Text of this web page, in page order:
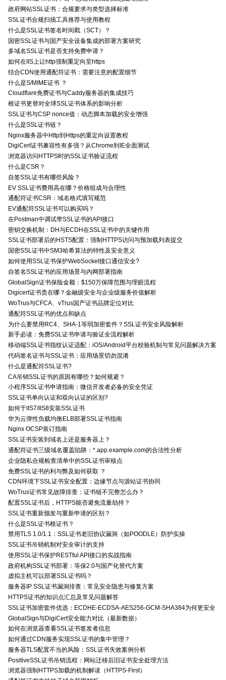
政府网站SSL证书：合规要求与类型选择标准
SSL证书合规扫描工具推荐与使用教程
什么是SSL证书签名时间戳（SCT）？
国密SSL证书与国产安全设备集成的部署方案研究
多域名SSL证书是否支持免费申请？
如何在IIS上让http强制重定向至https
结合CDN使用通配符证书：需要注意的配置细节
什么是S/MIME证书 ？
Cloudflare免费证书与Caddy服务器的集成技巧
根证书更替对全球SSL证书体系的影响分析
SSL证书与CSP nonce值：动态脚本加载的安全增强
什么是SSL证书链？
Nginx服务器中Http到Https的重定向设置教程
DigiCert证书兼容性有多强？从Chrome到IE全面测试
浏览器访问HTTPS时的SSL证书验证流程
什么是CSR？
自签SSL证书有哪些风险？
EV SSL证书费用高在哪？价格组成与合理性
通配符证书CSR：域名格式填写规范
EV通配符SSL证书可以购买吗？
在Postman中调试带SSL证书的API接口
密钥交换机制：DH与ECDH在SSL证书中的关键作用
SSL证书部署后的HSTS配置：强制HTTPS访问与预加载列表提交
国密SSL证书中SM3哈希算法的特性及安全意义
如何使用SSL证书保护WebSocket接口通信安全?
自签名SSL证书的应用场景与内网部署指南
GlobalSign证书保险金额：$150万保障范围与理赔流程
Digicert证书贵在哪？金融级安全与企业级服务价值解析
WoTrus与CFCA、vTrus国产证书品牌定位对比
通配符SSL证书的优点和缺点
为什么要禁用RC4、SHA-1等弱加密套件？SSL证书安全风险解析
新手必读：免费SSL证书申请与验证全流程解析
移动端SSL证书指纹认证适配：iOS/Android平台校验机制与常见问题解决方案
代码签名证书与SSL证书：应用场景切勿混淆
什么是通配符SSL证书?
CA吊销SSL证书的原因有哪些？如何规避？
小程序SSL证书申请指南：微信开发者必备的安全凭证
SSL证书单向认证和双向认证的区别?
如何于IIS7/IIS8安装SSL证书
华为云弹性负载均衡ELB部署SSL证书指南
Nginx OCSP装订指南
SSL证书安装到域名上还是服务器上？
通配符证书三级域名覆盖陷阱：*.app.example.com的合法性分析
企业隐私合规检查清单中的SSL证书审核点
免费SSL证书的利与弊及如何获取 ？
CDN环境下SSL证书安全配置：边缘节点与源站证书协同
WoTrus证书常见故障排查：证书链不完整怎么办？
配置SSL证书后，HTTPS能否避免流量劫持？
SSL证书重新颁发与重新申请的区别？
什么是SSL证书根证书？
禁用TLS 1.0/1.1：SSL证书老旧协议漏洞（如POODLE）防护实操
SSL证书吊销机制对安全审计的支持
使用SSL证书保护RESTful API接口的实战指南
政府机构SSL证书部署：等保2.0与国产化替代方案
虚拟主机可以部署SSL证书吗？
服务器IP SSL证书漏洞排查：常见安全隐患与修复方案
HTTPS证书的知识点汇总及常见问题解答
SSL证书加密套件优选：ECDHE-ECDSA-AES256-GCM-SHA384为何更安全
GlobalSign与DigiCert安全能力对比（最新数据）
如何在浏览器查看SSL证书签发者信息
如何通过CDN服务实现SSL证书的集中管理？
服务器TLS配置不当的风险：SSL证书失效案例分析
PositiveSSL证书吊销流程：网站迁移后旧证书安全处理方法
浏览器强制HTTPS加载的机制解读（HTTPS-First）